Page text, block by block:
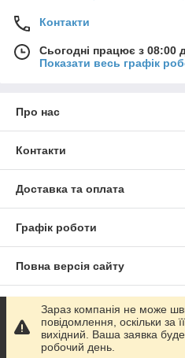
Контакти
Сьогодні працює з 08:00
Показати весь графік
Про нас
Контакти
Доставка та оплата
Графік роботи
Повна версія сайту
Сайт створено на
Політика конфіденційності
Зараз компанія не може
повідомлення, оскільки за
вихідний. Ваша заявка
робочий день.